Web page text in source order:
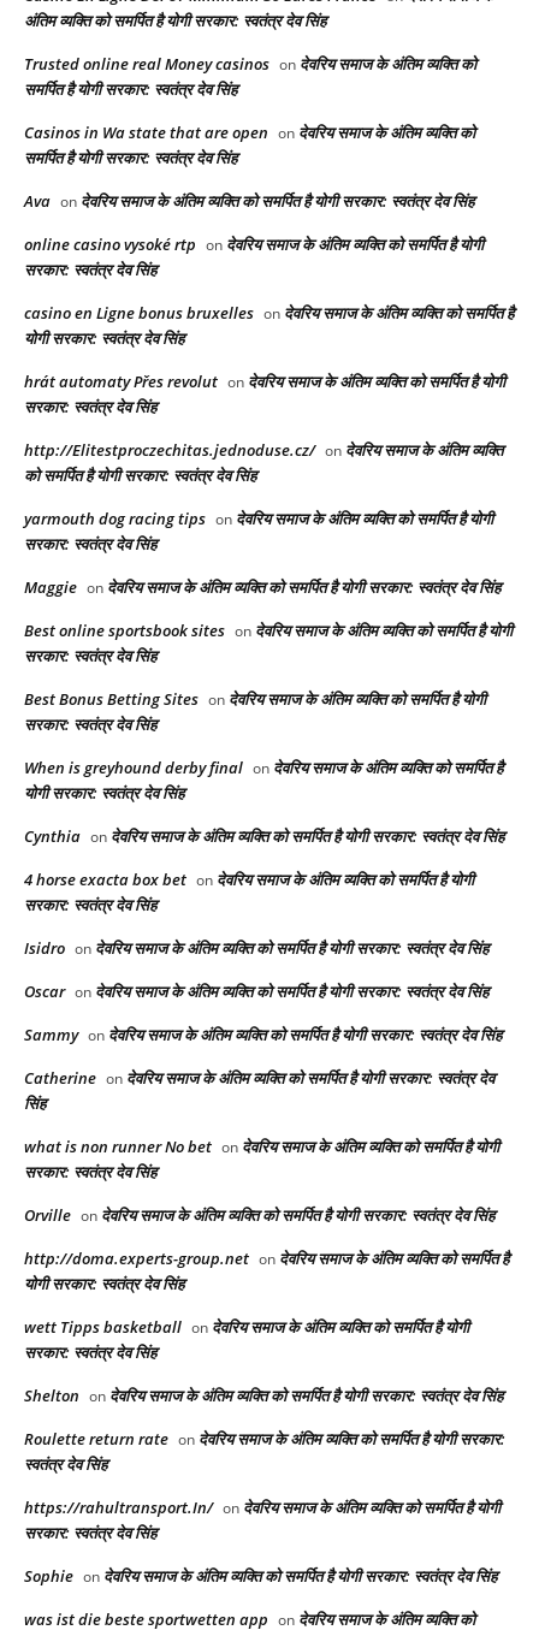
अंतिम व्यक्ति को समर्पित है योगी सरकार: स्वतंत्र देव सिंह
Trusted online real Money casinos on देवरिय समाज के अंतिम व्यक्ति को
समर्पित है योगी सरकार: स्वतंत्र देव सिंह
Casinos in Wa state that are open on देवरिय समाज के अंतिम व्यक्ति को
समर्पित है योगी सरकार: स्वतंत्र देव सिंह
Ava on देवरिय समाज के अंतिम व्यक्ति को समर्पित है योगी सरकार: स्वतंत्र देव सिंह
online casino vysoké rtp on देवरिय समाज के अंतिम व्यक्ति को समर्पित है योगी
सरकार: स्वतंत्र देव सिंह
casino en Ligne bonus bruxelles on देवरिय समाज के अंतिम व्यक्ति को समर्पित है
योगी सरकार: स्वतंत्र देव सिंह
hrát automaty Přes revolut on देवरिय समाज के अंतिम व्यक्ति को समर्पित है योगी
सरकार: स्वतंत्र देव सिंह
http://Elitestproczechitas.jednoduse.cz/ on देवरिय समाज के अंतिम व्यक्ति
को समर्पित है योगी सरकार: स्वतंत्र देव सिंह
yarmouth dog racing tips​ on देवरिय समाज के अंतिम व्यक्ति को समर्पित है योगी
सरकार: स्वतंत्र देव सिंह
Maggie on देवरिय समाज के अंतिम व्यक्ति को समर्पित है योगी सरकार: स्वतंत्र देव सिंह
Best online sportsbook sites on देवरिय समाज के अंतिम व्यक्ति को समर्पित है योगी
सरकार: स्वतंत्र देव सिंह
Best Bonus Betting Sites on देवरिय समाज के अंतिम व्यक्ति को समर्पित है योगी
सरकार: स्वतंत्र देव सिंह
When is greyhound derby final​ on देवरिय समाज के अंतिम व्यक्ति को समर्पित है
योगी सरकार: स्वतंत्र देव सिंह
Cynthia on देवरिय समाज के अंतिम व्यक्ति को समर्पित है योगी सरकार: स्वतंत्र देव सिंह
4 horse exacta box bet​ on देवरिय समाज के अंतिम व्यक्ति को समर्पित है योगी
सरकार: स्वतंत्र देव सिंह
Isidro on देवरिय समाज के अंतिम व्यक्ति को समर्पित है योगी सरकार: स्वतंत्र देव सिंह
Oscar on देवरिय समाज के अंतिम व्यक्ति को समर्पित है योगी सरकार: स्वतंत्र देव सिंह
Sammy on देवरिय समाज के अंतिम व्यक्ति को समर्पित है योगी सरकार: स्वतंत्र देव सिंह
Catherine on देवरिय समाज के अंतिम व्यक्ति को समर्पित है योगी सरकार: स्वतंत्र देव
सिंह
what is non runner No bet​ on देवरिय समाज के अंतिम व्यक्ति को समर्पित है योगी
सरकार: स्वतंत्र देव सिंह
Orville on देवरिय समाज के अंतिम व्यक्ति को समर्पित है योगी सरकार: स्वतंत्र देव सिंह
http://doma.experts-group.net on देवरिय समाज के अंतिम व्यक्ति को समर्पित है
योगी सरकार: स्वतंत्र देव सिंह
wett Tipps basketball on देवरिय समाज के अंतिम व्यक्ति को समर्पित है योगी
सरकार: स्वतंत्र देव सिंह
Shelton on देवरिय समाज के अंतिम व्यक्ति को समर्पित है योगी सरकार: स्वतंत्र देव सिंह
Roulette return rate on देवरिय समाज के अंतिम व्यक्ति को समर्पित है योगी सरकार:
स्वतंत्र देव सिंह
https://rahultransport.In/ on देवरिय समाज के अंतिम व्यक्ति को समर्पित है योगी
सरकार: स्वतंत्र देव सिंह
Sophie on देवरिय समाज के अंतिम व्यक्ति को समर्पित है योगी सरकार: स्वतंत्र देव सिंह
was ist die beste sportwetten app on देवरिय समाज के अंतिम व्यक्ति को